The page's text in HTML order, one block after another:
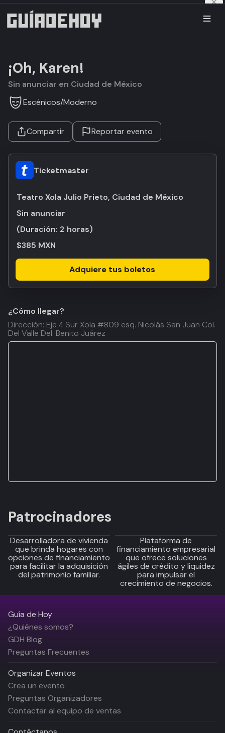
¡Oh, Karen!
Sin anunciar en Ciudad de México
Escénicos/Moderno
Compartir Reportar evento
Ticketmaster
Teatro Xola Julio Prieto, Ciudad de México
Sin anunciar
(Duración: 2 horas)
$385 MXN
Adquiere tus boletos
¿Cómo llegar?
Dirección: Eje 4 Sur Xola #809 esq. Nicolás San Juan Col.
Del Valle Del. Benito Juárez
Patrocinadores
Desarrolladora de vivienda
que brinda hogares con
opciones de financiamiento
para facilitar la adquisición
del patrimonio familiar.
Plataforma de
financiamiento empresarial
que ofrece soluciones
ágiles de crédito y liquidez
para impulsar el
crecimiento de negocios.
Guía de Hoy
¿Quiénes somos?
GDH Blog
Preguntas Frecuentes
Organizar Eventos
Crea un evento
Preguntas Organizadores
Contactar al equipo de ventas